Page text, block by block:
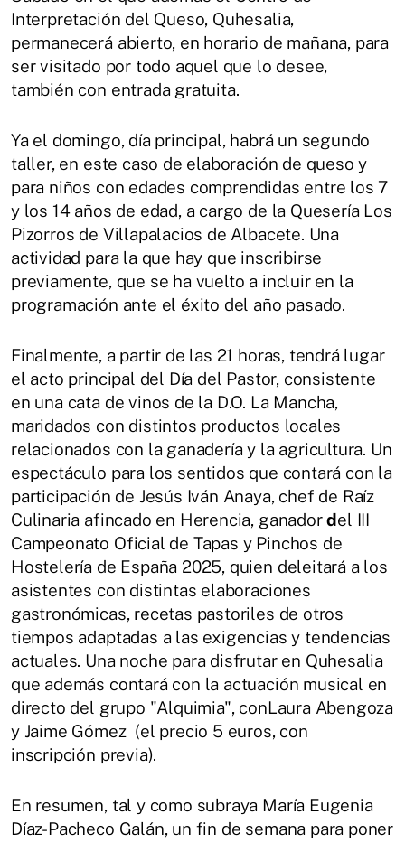
Interpretación del Queso, Quhesalia,
permanecerá abierto, en horario de mañana, para
ser visitado por todo aquel que lo desee,
también con entrada gratuita.
Ya el domingo, día principal, habrá un segundo
taller, en este caso de elaboración de queso y
para niños con edades comprendidas entre los 7
y los 14 años de edad, a cargo de la Quesería Los
Pizorros de Villapalacios de Albacete. Una
actividad para la que hay que inscribirse
previamente, que se ha vuelto a incluir en la
programación ante el éxito del año pasado.
Finalmente, a partir de las 21 horas, tendrá lugar
el acto principal del Día del Pastor, consistente
en una cata de vinos de la D.O. La Mancha,
maridados con distintos productos locales
relacionados con la ganadería y la agricultura. Un
espectáculo para los sentidos que contará con la
participación de Jesús Iván Anaya, chef de Raíz
Culinaria afincado en Herencia, ganadordel III
Campeonato Oficial de Tapas y Pinchos de
Hostelería de España 2025, quien deleitará a los
asistentes con distintas elaboraciones
gastronómicas, recetas pastoriles de otros
tiempos adaptadas a las exigencias y tendencias
actuales. Una noche para disfrutar en Quhesalia
que además contará con la actuación musical en
directo del grupo "Alquimia", conLaura Abengoza
y Jaime Gómez (el precio 5 euros, con
inscripción previa).
En resumen, tal y como subraya María Eugenia
Díaz-Pacheco Galán, un fin de semana para poner